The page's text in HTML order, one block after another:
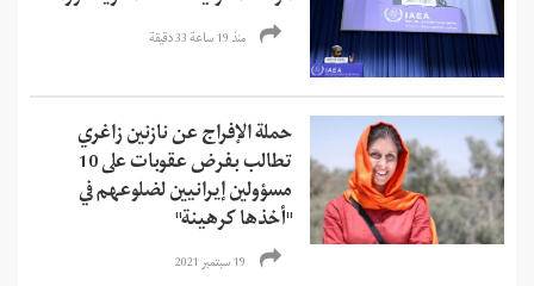
منذ 19 ساعة 33 دقیقة
حملة الإفراج عن نازنين زاغري
تطالب بفرض عقوبات على 10
مسؤولين إيرانيين لضلوعهم في
"أخذها كرهينة"
19 سبتمبر 2021